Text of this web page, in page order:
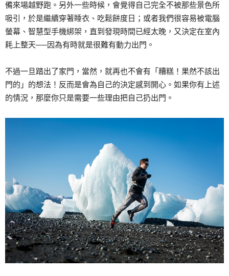
備來場越野跑。另外一些時候，會覺得自己完全不被那些景色所
吸引，於是繼續穿著睡衣、吃鬆餅度日；或者我們很容易被電腦
螢幕、智慧型手機綁架，直到發現時間已經太晚，又決定在室內
耗上整天──因為有時就是很難有動力出門。
不過一旦踏出了家門，當然，就再也不會有「糟糕！果然不該出
門的」的想法！反而是會為自己的決定感到開心。如果你有上述
的情況，那麼你只是需要一些理由把自己扔出門。